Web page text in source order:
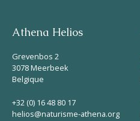
Athena Helios
Grevenbos 2
3078 Meerbeek
Belgique
+32 (0) 16 48 80 17
helios@naturisme-athena.org